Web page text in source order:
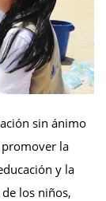
sin ánimo
promover la
y la
los niños,